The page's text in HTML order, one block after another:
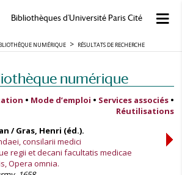
Bibliothèques d'Université Paris Cité
NUMÉRIQUE RÉSULTATS DE RECHERCHE
numérique
• Mode d’emploi • Services associés •
Réutilisations
/ Gras, Henri (éd.).
consilarii medici
regii et decani facultatis medicae
Opera omnia.